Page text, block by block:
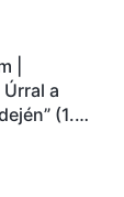
|
Úrral a
(1.